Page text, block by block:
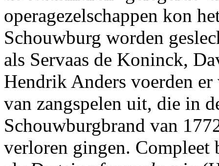
operagezelschappen kon
Schouwburg worden
als Servaas de Koninck,
Hendrik Anders voerden
van zangspelen uit, die in
Schouwburgbrand van
verloren gingen. Compleet